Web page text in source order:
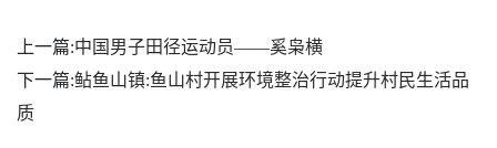
上一篇:中国男子田径运动员——奚枭横
下一篇:鲇鱼山镇:鱼山村开展环境整治行动提升村民生活品
质